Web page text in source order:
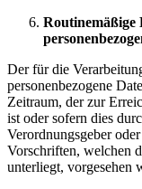
Routinemäßige
Der für die
personenbezogene
Zeitraum, der zur
ist oder sofern dies
Verordnungsgeber
Vorschriften, welchen
unterliegt, vorgesehen